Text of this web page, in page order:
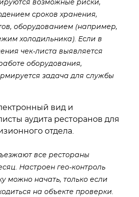
возможные риски,
сроков хранения,
оборудованием (например,
холодильника). Если в
чек-листа выявляется
оборудования,
задача для службы
вид и
аудита ресторанов для
отдела.
все рестораны
Настроен гео-контроль
можно начать, только если
на объекте проверки.